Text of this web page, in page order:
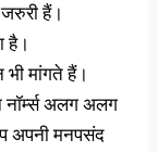
हैं।
है।
मांगते हैं।
नॉर्म्स अलग अलग
अपनी मनपसंद